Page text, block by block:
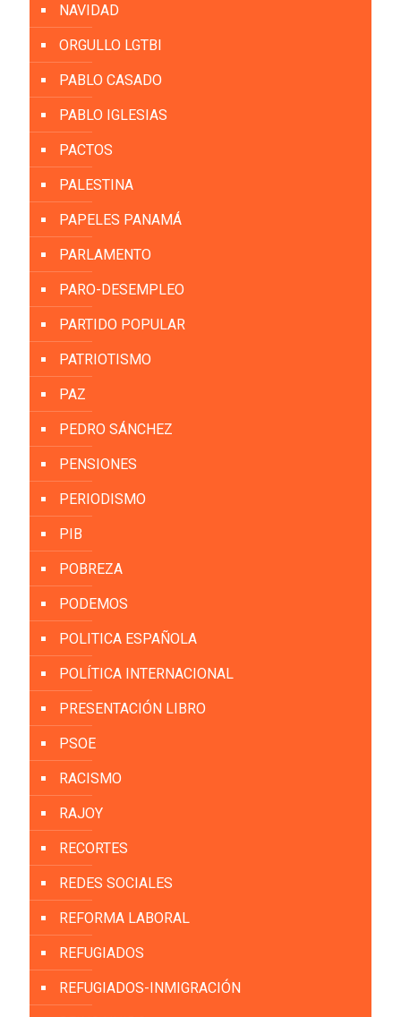
NAVIDAD
ORGULLO LGTBI
PABLO CASADO
PABLO IGLESIAS
PACTOS
PALESTINA
PAPELES PANAMÁ
PARLAMENTO
PARO-DESEMPLEO
PARTIDO POPULAR
PATRIOTISMO
PAZ
PEDRO SÁNCHEZ
PENSIONES
PERIODISMO
PIB
POBREZA
PODEMOS
POLITICA ESPAÑOLA
POLÍTICA INTERNACIONAL
PRESENTACIÓN LIBRO
PSOE
RACISMO
RAJOY
RECORTES
REDES SOCIALES
REFORMA LABORAL
REFUGIADOS
REFUGIADOS-INMIGRACIÓN